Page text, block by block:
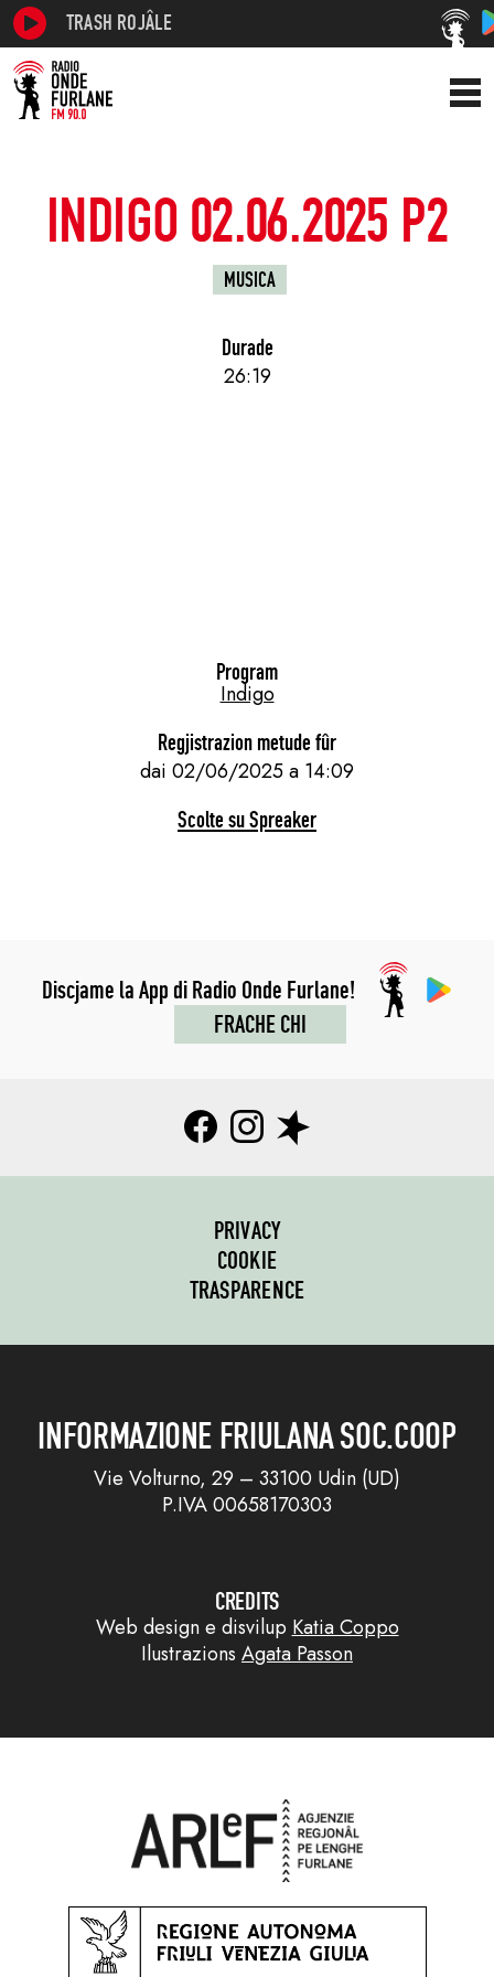
TRASH ROJÂLE
INDIGO 02.06.2025 P2
MUSICA
Durade
26:19
Program
Indigo
Regjistrazion metude fûr
dai 02/06/2025 a 14:09
Scolte su Spreaker
Discjame la App di Radio Onde Furlane!
FRACHE CHI
PRIVACY
COOKIE
TRASPARENCE
INFORMAZIONE FRIULANA SOC.COOP
Vie Volturno, 29 – 33100 Udin (UD)
P.IVA 00658170303
CREDITS
Web design e disvilup Katia Coppo
Ilustrazions Agata Passon